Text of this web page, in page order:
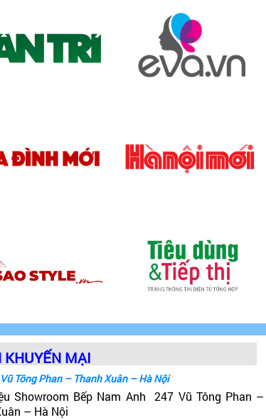
KHUYẾN MẠI
Tông Phan – Thanh Xuân – Hà Nội
Showroom Bếp Nam Anh 247 Vũ Tông Phan –
– Hà Nội